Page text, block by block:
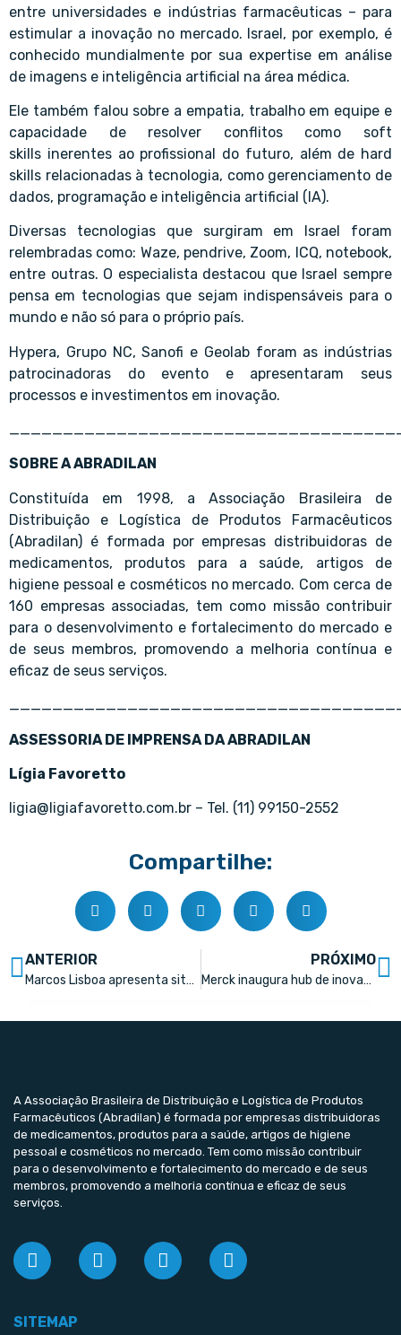
entre universidades e indústrias farmacêuticas – para
estimular a inovação no mercado. Israel, por exemplo, é
conhecido mundialmente por sua expertise em análise
de imagens e inteligência artificial na área médica.
Ele também falou sobre a empatia, trabalho em equipe e
capacidade de resolver conflitos como soft
skills inerentes ao profissional do futuro, além de hard
skills relacionadas à tecnologia, como gerenciamento de
dados, programação e inteligência artificial (IA).
Diversas tecnologias que surgiram em Israel foram
relembradas como: Waze, pendrive, Zoom, ICQ, notebook,
entre outras. O especialista destacou que Israel sempre
pensa em tecnologias que sejam indispensáveis para o
mundo e não só para o próprio país.
Hypera, Grupo NC, Sanofi e Geolab foram as indústrias
patrocinadoras do evento e apresentaram seus
processos e investimentos em inovação.
SOBRE A ABRADILAN
Constituída em 1998, a Associação Brasileira de
Distribuição e Logística de Produtos Farmacêuticos
(Abradilan) é formada por empresas distribuidoras de
medicamentos, produtos para a saúde, artigos de
higiene pessoal e cosméticos no mercado. Com cerca de
160 empresas associadas, tem como missão contribuir
para o desenvolvimento e fortalecimento do mercado e
de seus membros, promovendo a melhoria contínua e
eficaz de seus serviços.
ASSESSORIA DE IMPRENSA DA ABRADILAN
Lígia Favoretto
ligia@ligiafavoretto.com.br – Tel. (11) 99150-2552
Compartilhe:
ANTERIOR
Marcos Lisboa apresenta situações que fazem com que a economia do Brasil cresça menos do que deveria
PRÓXIMO
Merck inaugura hub de inovação em nanotecnologia em parceria com a UFMG
A Associação Brasileira de Distribuição e Logística de Produtos
Farmacêuticos (Abradilan) é formada por empresas distribuidoras
de medicamentos, produtos para a saúde, artigos de higiene
pessoal e cosméticos no mercado. Tem como missão contribuir
para o desenvolvimento e fortalecimento do mercado e de seus
membros, promovendo a melhoria contínua e eficaz de seus
serviços.
SITEMAP